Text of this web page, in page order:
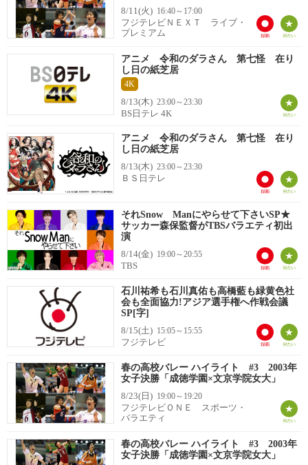
8/11(火) 16:40～17:00
フジテレビＮＥＸＴ ライブ・
プレミアム
アニメ 令和のダラさん 第七怪 在り
し日の紙芝居
4K
8/13(木) 23:00～23:30
BS日テレ 4K
アニメ 令和のダラさん 第七怪 在り
し日の紙芝居
8/13(木) 23:00～23:30
ＢＳ日テレ
それSnow Manにやらせて下さいSP★
サッカー森保監督がTBSバラエティ初出
演
8/14(金) 19:00～20:55
TBS
石川祐希も石川真佑も高橋藍も緑黄色社
会も全面協力!アジア選手権へ作戦会議
SP[字]
8/15(土) 15:05～15:55
フジテレビ
春の高校バレー ハイライト #3 2003年
女子決勝「成徳学園×文京学院女大」
8/23(日) 19:00～19:20
フジテレビＯＮＥ スポーツ・
バラエティ
春の高校バレー ハイライト #3 2003年
女子決勝「成徳学園×文京学院女大」